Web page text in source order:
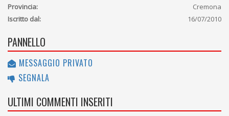
Provincia:
Cremona
Iscritto dal:
16/07/2010
PANNELLO
MESSAGGIO PRIVATO
SEGNALA
ULTIMI COMMENTI INSERITI